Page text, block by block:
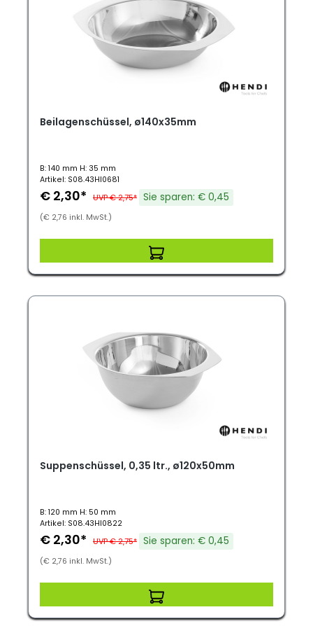
Beilagenschüssel, ø140x35mm
B: 140 mm H: 35 mm
Artikel: S08.43HI0681
€ 2,30* UVP € 2,75* Sie sparen: € 0,45
(€ 2,76 inkl. MwSt.)
Suppenschüssel, 0,35 ltr., ø120x50mm
B: 120 mm H: 50 mm
Artikel: S08.43HI0822
€ 2,30* UVP € 2,75* Sie sparen: € 0,45
(€ 2,76 inkl. MwSt.)